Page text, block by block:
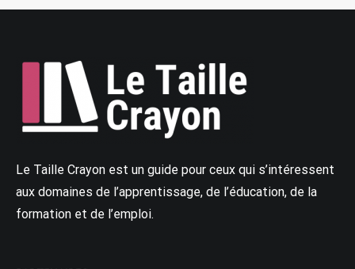
Le Taille Crayon est un guide pour ceux qui s’intéressent
aux domaines de l’apprentissage, de l’éducation, de la
formation et de l’emploi.